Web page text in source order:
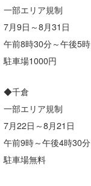
一部エリア規制
7月9日～8月31日
午前8時30分～午後5時
駐車場1000円
◆千倉
一部エリア規制
7月22日～8月21日
午前9時～午後4時30分
駐車場無料